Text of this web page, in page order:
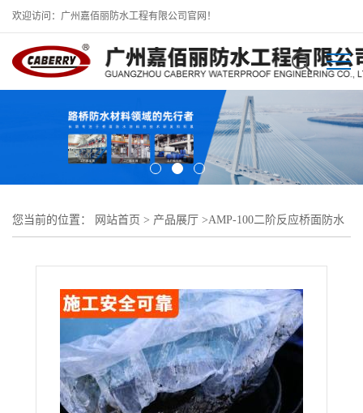
欢迎访问：广州嘉佰丽防水工程有限公司官网！
您当前的位置： 网站首页 > 产品展厅 >AMP-100二阶反应桥面防水